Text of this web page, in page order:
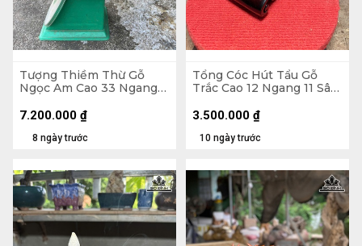
Tượng Thiềm Thừ Gỗ
Ngọc Am Cao 33 Ngang
8 ngày trước
7.200.000 ₫
Tổng Cóc Hút Tẩu Gỗ
Trắc Cao 12 Ngang 11 Sâu
10 ngày trước
3.500.000 ₫